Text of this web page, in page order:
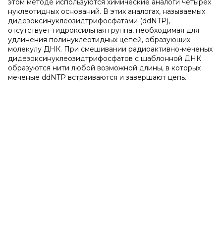
этом методе используются химические аналоги четырех
нуклеотидных оснований. В этих аналогах, называемых
дидезоксинуклеозидтрифосфатами (ddNTP),
отсутствует гидроксильная группа, необходимая для
удлинения полинуклеотидных цепей, образующих
молекулу ДНК. При смешивании радиоактивно-меченых
дидезоксинуклеозидтрифосфатов с шаблонной ДНК
образуются нити любой возможной длины, в которых
меченые ddNTP встраиваются и завершают цепь.